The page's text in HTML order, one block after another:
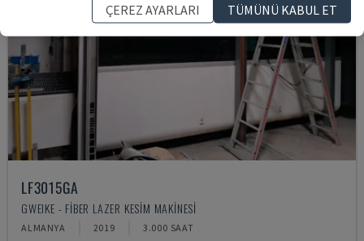
LF3015GA
GWEIKE - FIBER LAZER KESIM MAKINESI
ALMANYA 2019 3.000 SAAT
ÇEREZ AYARLARI
TÜMÜNÜ KABUL ET